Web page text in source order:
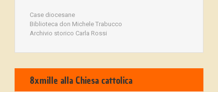
Case diocesane
Biblioteca don Michele Trabucco
Archivio storico Carla Rossi
8xmille alla Chiesa cattolica